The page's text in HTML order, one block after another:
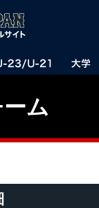
ーム